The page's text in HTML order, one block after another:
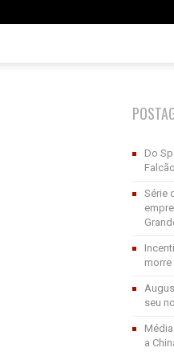
Do
Série
morre
seu
a